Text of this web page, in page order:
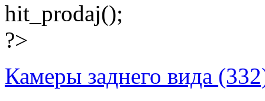
hit_prodaj();
?>
Камеры заднего вида